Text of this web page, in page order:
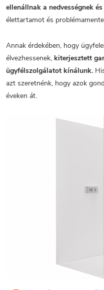
ellenállnak a nedvességnek
élettartamot és
Annak érdekében, hogy
élvezhessenek, kiterjesztett
ügyfélszolgálatot kínálunk.
azt szeretnénk, hogy azok
éveken át.